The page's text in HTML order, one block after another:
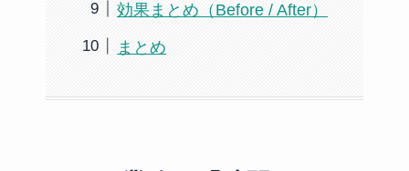
効果まとめ（Before / After）
まとめ